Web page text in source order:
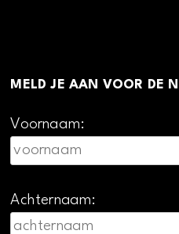
MELD JE AAN VOOR DE
Voornaam:
Achternaam: